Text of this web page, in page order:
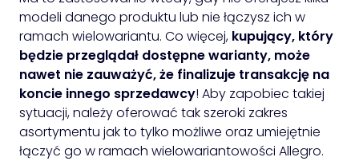
modeli danego produktu lub nie łączysz ich w
ramach wielowariantu. Co więcej, kupujący, który
będzie przeglądał dostępne warianty, może
nawet nie zauważyć, że finalizuje transakcję na
koncie innego sprzedawcy! Aby zapobiec takiej
sytuacji, należy oferować tak szeroki zakres
asortymentu jak to tylko możliwe oraz umiejętnie
łączyć go w ramach wielowariantowości Allegro.